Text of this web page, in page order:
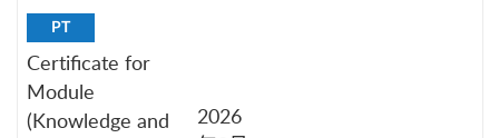
PT
Certificate for
Module
(Knowledge and
2026